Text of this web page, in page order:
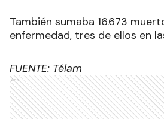
También sumaba 16.673
enfermedad, tres de ellos en
FUENTE: Télam
Ads